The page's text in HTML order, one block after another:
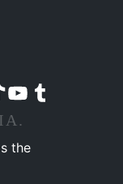
do LinkedIn
conta do TikTok
Acessar nosso canal do YouTube
Acessar nossa conta no Tumblr
the